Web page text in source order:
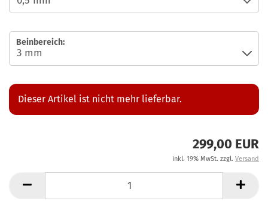
Beinbereich:
Dieser Artikel ist nicht mehr lieferbar.
299,00 EUR
inkl. 19% MwSt. zzgl. Versand